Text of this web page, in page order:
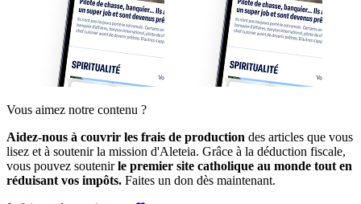
Vous aimez notre contenu ?
Aidez-nous à couvrir les frais de production des articles que vous
lisez et à soutenir la mission d'Aleteia. Grâce à la déduction fiscale,
vous pouvez soutenirle premier site catholique au monde tout en
réduisant vos impôts. Faites un don dès maintenant.